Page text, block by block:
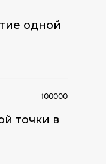
одной
100000
точки в